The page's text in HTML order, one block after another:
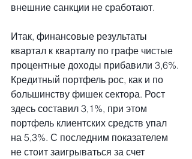
внешние санкции не сработают.
Итак, финансовые результаты
квартал к кварталу по графе чистые
процентные доходы прибавили 3,6%.
Кредитный портфель рос, как и по
большинству фишек сектора. Рост
здесь составил 3,1%, при этом
портфель клиентских средств упал
на 5,3%. С последним показателем
не стоит заигрываться за счет